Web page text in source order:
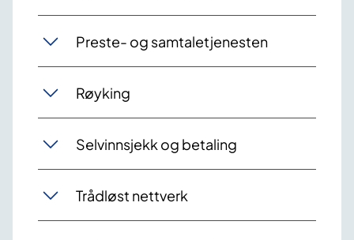
Preste- og samtaletjenesten
Røyking
Selvinnsjekk og betaling
Trådløst nettverk